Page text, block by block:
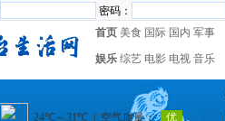
密码：
首页 美食 国际 国内 军事
娱乐 综艺 电影 电视 音乐